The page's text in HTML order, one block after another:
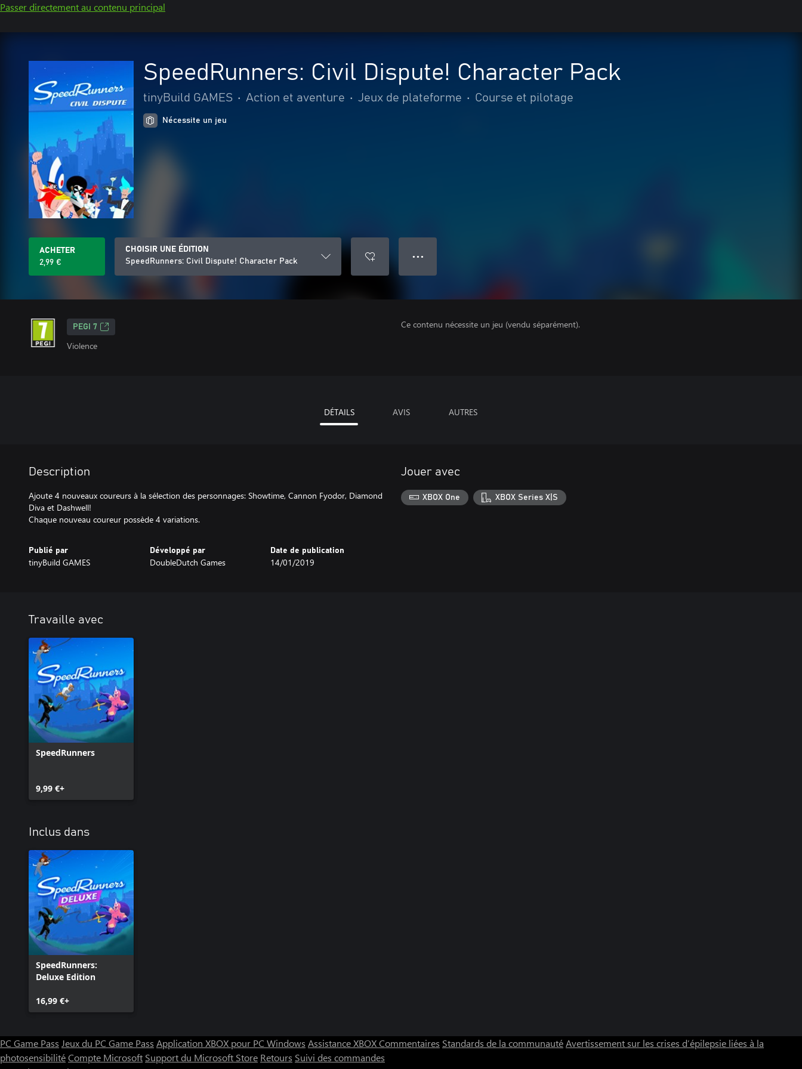
Passer directement au contenu principal
SpeedRunners: Civil Dispute! Character Pack
tinyBuild GAMES • Action et aventure • Jeux de plateforme • Course et pilotage
Nécessite un jeu
ACHETER
2,99 €
CHOISIR UNE ÉDITION
SpeedRunners: Civil Dispute! Character Pack
● ● ●
PEGI 7
Violence
Ce contenu nécessite un jeu (vendu séparément).
DÉTAILS AVIS AUTRES
Description
Ajoute 4 nouveaux coureurs à la sélection des personnages: Showtime, Cannon Fyodor, Diamond
Diva et Dashwell!
Chaque nouveau coureur possède 4 variations.
Publié par
tinyBuild GAMES
Développé par
DoubleDutch Games
Date de publication
14/01/2019
Jouer avec
XBOX One XBOX Series X|S
Travaille avec
SpeedRunners
9,99 €+
Inclus dans
SpeedRunners:
Deluxe Edition
16,99 €+
PC Game Pass Jeux du PC Game Pass Application XBOX pour PC Windows Assistance XBOXCommentaires Standards de la communautéAvertissement sur les crises d’épilepsie liées à la
photosensibilitéCompte Microsoft Support du Microsoft Store Retours Suivi des commandes